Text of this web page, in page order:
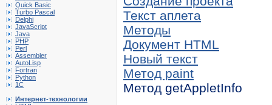
Quick Basic
Turbo Pascal
Delphi
JavaScript
Java
PHP
Perl
Assembler
AutoLisp
Fortran
Python
1C
Интернет-технологии
Текст аплета
Методы
Документ HTML
Новый текст
Метод paint
Метод getAppletInfo